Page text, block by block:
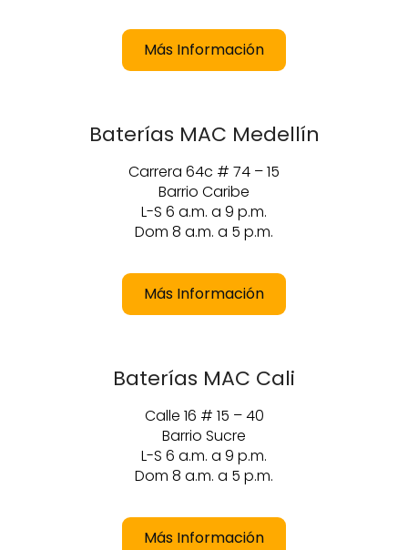
Más Información
Baterías MAC Medellín
Carrera 64c # 74 – 15
Barrio Caribe
L-S 6 a.m. a 9 p.m.
Dom 8 a.m. a 5 p.m.
Más Información
Baterías MAC Cali
Calle 16 # 15 – 40
Barrio Sucre
L-S 6 a.m. a 9 p.m.
Dom 8 a.m. a 5 p.m.
Más Información